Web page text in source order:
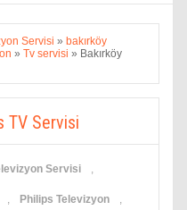
Servisi » bakırköy
» Tv servisi » Bakırköy
TV Servisi
Servisi
Philips Televizyon